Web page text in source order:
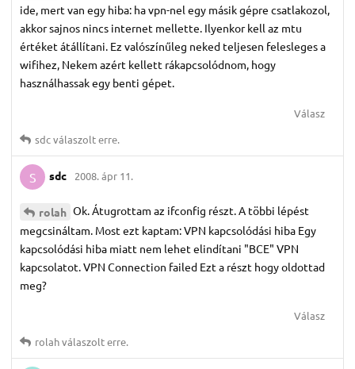
ide, mert van egy hiba: ha vpn-nel egy másik gépre csatlakozol,
akkor sajnos nincs internet mellette. Ilyenkor kell az mtu
értéket átállítani. Ez valószínűleg neked teljesen felesleges a
wifihez, Nekem azért kellett rákapcsolódnom, hogy
használhassak egy benti gépet.
Válasz
sdcválaszolt erre.
S sdc 2008. ápr 11.
rolah Ok. Átugrottam az ifconfig részt. A többi lépést
megcsináltam. Most ezt kaptam: VPN kapcsolódási hiba Egy
kapcsolódási hiba miatt nem lehet elindítani "BCE" VPN
kapcsolatot. VPN Connection failed Ezt a részt hogy oldottad
meg?
Válasz
rolahválaszolt erre.